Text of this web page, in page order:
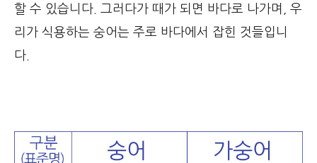
할 수 있습니다. 그러다가 때가 되면 바다로 나가며, 우
리가 식용하는 숭어는 주로 바다에서 잡힌 것들입니
다.